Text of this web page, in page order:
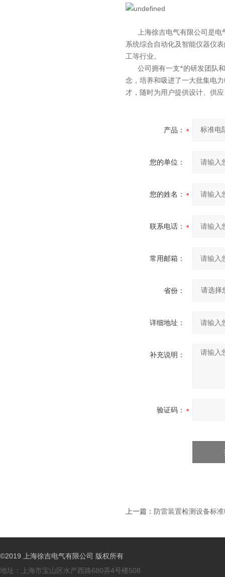
上海徐吉电气有限公司 是电
系统综合自动化及智能仪器仪表
工等行业。
公司拥有一支*的研发团队和
念，培养和吸进了一大批集电
才，随时为用户提供设计、供
产品：
您的单位：
您的姓名：
联系电话：
常用邮箱：
省份：
详细地址：
补充说明：
验证码：
上一篇： 防雷装置检测设备标
©2019 上海徐吉电气有限公司 版权所有
地址：上海市宝山区水产西路680弄4号楼508